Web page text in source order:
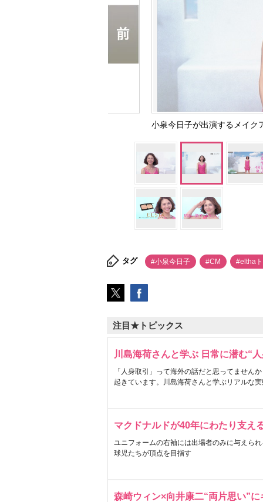
小泉今日子が出演するメイク
タグ #小泉今日子 #CM #eltha
注目★トピックス
川島海荷さんと学ぶ 日常に潜む“
「人身取引」って海外の話だと思ってません
起きています。川島海荷さんと学ぶリアルな
マクドナルドが40年にわたり支え
ユニフォームの右袖には出場者のみに与えら
球児たちが頂点を目指す
森崎ウィン×向井康二“両片思い”